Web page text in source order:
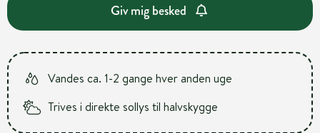
Giv mig besked
Vandes ca. 1-2 gange hver anden uge
Trives i direkte sollys til halvskygge